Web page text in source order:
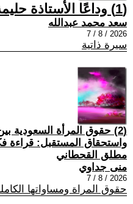
(1) وداعًا الأستاذة حليمة محمد عبدالله
سعد محمد عبدالله
2026 / 8 / 7
سيرة ذاتية
(2) حقوق المرأة السعودية
واستحقاق المستقبل: قراءة
مطلق القحطاني
منى جداوي
2026 / 8 / 7
حقوق المراة ومساواتها